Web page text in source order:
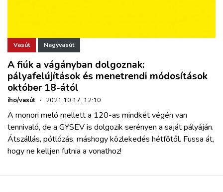
Vasút Nagyvasút
A fiúk a vágányban dolgoznak:
pályafelújítások és menetrendi módosítások
október 18-ától
iho/vasút · 2021.10.17. 12:10
A monori meló mellett a 120-as mindkét végén van
tennivaló, de a GYSEV is dolgozik serényen a saját pályáján.
Átszállás, pótlózás, máshogy közlekedés hétfőtől. Fussa át,
hogy ne kelljen futnia a vonathoz!